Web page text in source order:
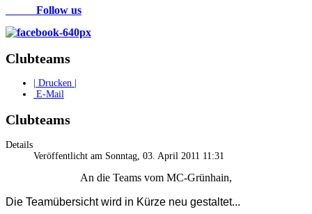
Follow us
Clubteams
| Drucken |
E-Mail
Clubteams
Details
Veröffentlicht am Sonntag, 03. April 2011 11:31
An die Teams vom MC-Grünhain,
Die Teamübersicht wird in Kürze neu gestaltet...